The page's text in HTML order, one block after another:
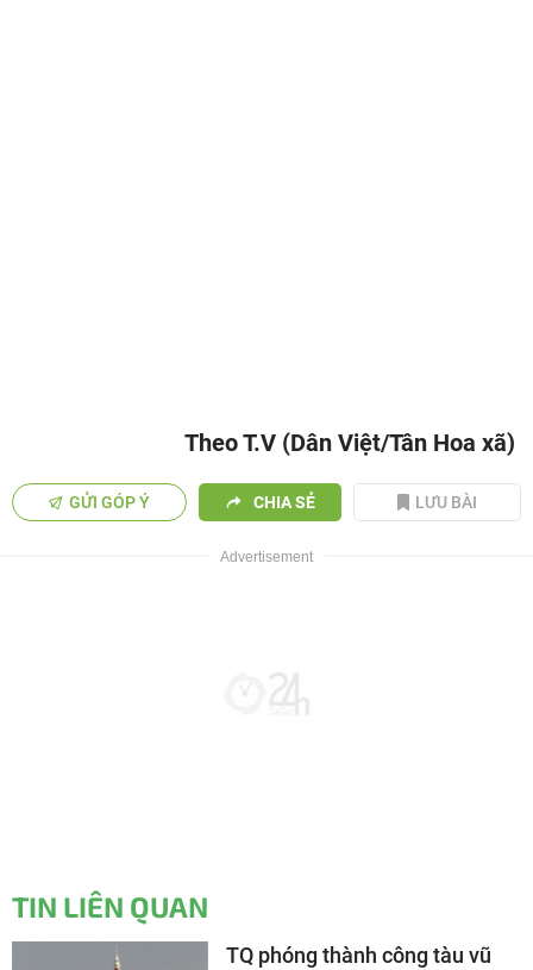
Theo T.V (Dân Việt/Tân Hoa xã)
GỬI GÓP Ý CHIA SẺ LƯU BÀI
TIN LIÊN QUAN
TQ phóng thành công tàu vũ